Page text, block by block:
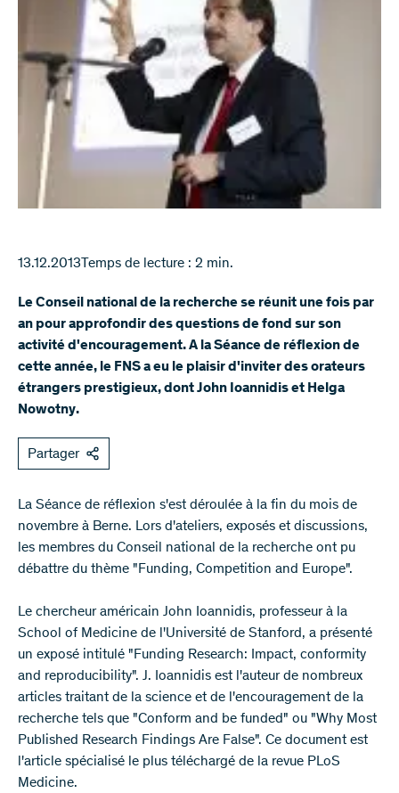
13.12.2013 Temps de lecture : 2 min.
Le Conseil national de la recherche se réunit une fois par
an pour approfondir des questions de fond sur son
activité d'encouragement. A la Séance de réflexion de
cette année, le FNS a eu le plaisir d'inviter des orateurs
étrangers prestigieux, dont John Ioannidis et Helga
Nowotny.
Partager
La Séance de réflexion s'est déroulée à la fin du mois de
novembre à Berne. Lors d'ateliers, exposés et discussions,
les membres du Conseil national de la recherche ont pu
débattre du thème "Funding, Competition and Europe".
Le chercheur américain John Ioannidis, professeur à la
School of Medicine de l'Université de Stanford, a présenté
un exposé intitulé "Funding Research: Impact, conformity
and reproducibility". J. Ioannidis est l'auteur de nombreux
articles traitant de la science et de l'encouragement de la
recherche tels que "Conform and be funded" ou "Why Most
Published Research Findings Are False". Ce document est
l'article spécialisé le plus téléchargé de la revue PLoS
Medicine.